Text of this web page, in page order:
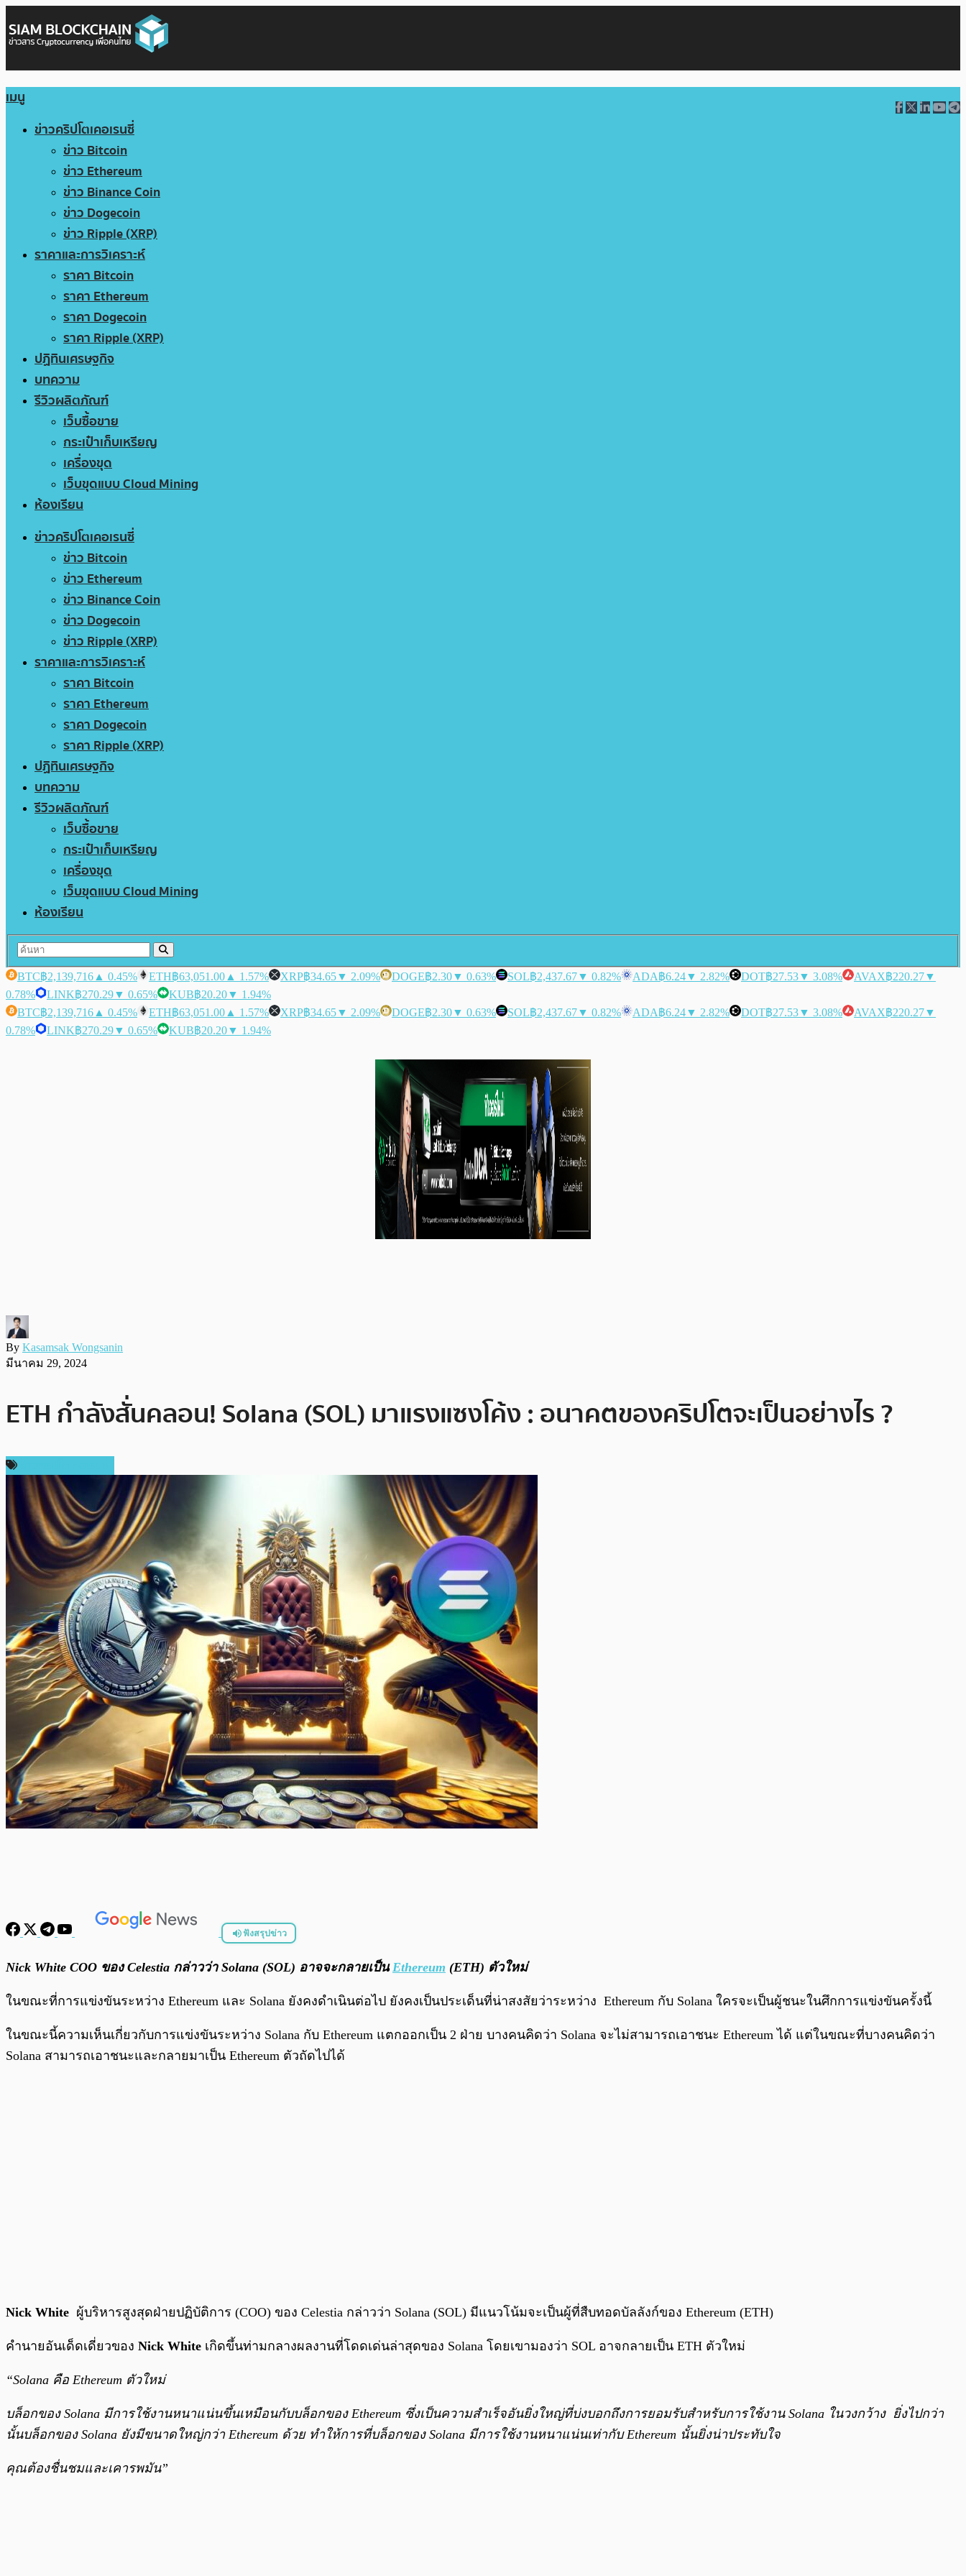
เมนู
ข่าวคริปโตเคอเรนซี่
ข่าว Bitcoin
ข่าว Ethereum
ข่าว Binance Coin
ข่าว Dogecoin
ข่าว Ripple (XRP)
ราคาและการวิเคราะห์
ราคา Bitcoin
ราคา Ethereum
ราคา Dogecoin
ราคา Ripple (XRP)
ปฏิทินเศรษฐกิจ
บทความ
รีวิวผลิตภัณฑ์
เว็บซื้อขาย
กระเป๋าเก็บเหรียญ
เครื่องขุด
เว็บขุดแบบ Cloud Mining
ห้องเรียน
ข่าวคริปโตเคอเรนซี่
ข่าว Bitcoin
ข่าว Ethereum
ข่าว Binance Coin
ข่าว Dogecoin
ข่าว Ripple (XRP)
ราคาและการวิเคราะห์
ราคา Bitcoin
ราคา Ethereum
ราคา Dogecoin
ราคา Ripple (XRP)
ปฏิทินเศรษฐกิจ
บทความ
รีวิวผลิตภัณฑ์
เว็บซื้อขาย
กระเป๋าเก็บเหรียญ
เครื่องขุด
เว็บขุดแบบ Cloud Mining
ห้องเรียน
BTC฿2,139,716 ▲ 0.45% ETH฿63,051.00 ▲ 1.57% XRP฿34.65▼ 2.09% DOGE฿2.30▼ 0.63% SOL฿2,437.67▼ 0.82% ADA฿6.24▼ 2.82% DOT฿27.53▼ 3.08% AVAX฿220.27▼
0.78%
LINK฿270.29▼ 0.65% KUB฿20.20▼ 1.94%
BTC฿2,139,716 ▲ 0.45% ETH฿63,051.00 ▲ 1.57% XRP฿34.65▼ 2.09% DOGE฿2.30▼ 0.63% SOL฿2,437.67▼ 0.82% ADA฿6.24▼ 2.82% DOT฿27.53▼ 3.08% AVAX฿220.27▼
0.78%
LINK฿270.29▼ 0.65% KUB฿20.20▼ 1.94%
By Kasamsak Wongsanin
มีนาคม 29, 2024
ETH กำลังสั่นคลอน! Solana (SOL) มาแรงแซงโค้ง : อนาคตของคริปโตจะเป็นอย่างไร ?
ฟังสรุปข่าว
พร้อมเล่น
Nick White COO ของ Celestia กล่าวว่า Solana (SOL) อาจจะกลายเป็นEthereum (ETH) ตัวใหม่
ในขณะที่การแข่งขันระหว่าง Ethereum และ Solana ยังคงดำเนินต่อไป ยังคงเป็นประเด็นที่น่าสงสัยว่าระหว่าง Ethereum กับ Solana ใครจะเป็นผู้ชนะในศึกการแข่งขันครั้งนี้
ในขณะนี้ความเห็นเกี่ยวกับการแข่งขันระหว่าง Solana กับ Ethereum แตกออกเป็น 2 ฝ่าย บางคนคิดว่า Solana จะไม่สามารถเอาชนะ Ethereum ได้ แต่ในขณะที่บางคนคิดว่า
Solana สามารถเอาชนะและกลายมาเป็น Ethereum ตัวถัดไปได้
Nick White ผู้บริหารสูงสุดฝ่ายปฏิบัติการ (COO) ของ Celestia กล่าวว่า Solana (SOL) มีแนวโน้มจะเป็นผู้ที่สืบทอดบัลลังก์ของ Ethereum (ETH)
คำนายอันเด็ดเดี่ยวของ Nick White เกิดขึ้นท่ามกลางผลงานที่โดดเด่นล่าสุดของ Solana โดยเขามองว่า SOL อาจกลายเป็น ETH ตัวใหม่
“Solana คือ Ethereum ตัวใหม่
บล็อกของ Solana มีการใช้งานหนาแน่นขึ้นเหมือนกับบล็อกของ Ethereum ซึ่งเป็นความสำเร็จอันยิ่งใหญ่ที่บ่งบอกถึงการยอมรับสำหรับการใช้งาน Solana ในวงกว้าง ยิ่งไปกว่า
นั้นบล็อกของ Solana ยังมีขนาดใหญ่กว่า Ethereum ด้วย ทำให้การที่บล็อกของ Solana มีการใช้งานหนาแน่นเท่ากับ Ethereum นั้นยิ่งน่าประทับใจ
คุณต้องชื่นชมและเคารพมัน”